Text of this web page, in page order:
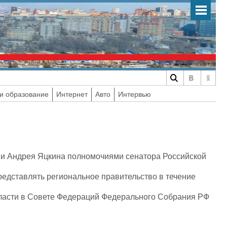
образование Интернет Авто Интервью
Андрея Яцкина полномочиями сенатора Российской
региональное правительство в течение
в Совете Федераций Федерального Собрания РФ